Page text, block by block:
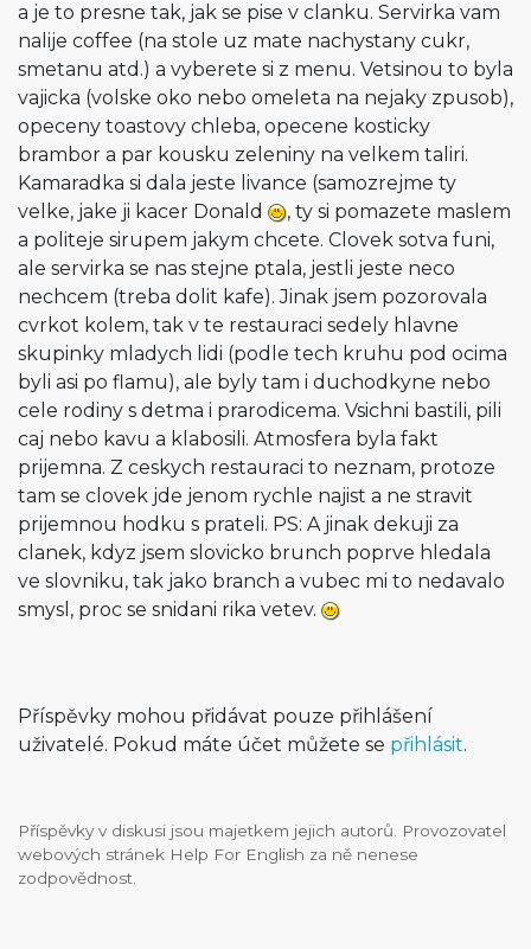
a je to presne tak, jak se pise v clanku. Servirka vam
nalije coffee (na stole uz mate nachystany cukr,
smetanu atd.) a vyberete si z menu. Vetsinou to byla
vajicka (volske oko nebo omeleta na nejaky zpusob),
opeceny toastovy chleba, opecene kosticky
brambor a par kousku zeleniny na velkem taliri.
Kamaradka si dala jeste livance (samozrejme ty
velke, jake ji kacer Donald
, ty si pomazete maslem
a politeje sirupem jakym chcete. Clovek sotva funi,
ale servirka se nas stejne ptala, jestli jeste neco
nechcem (treba dolit kafe). Jinak jsem pozorovala
cvrkot kolem, tak v te restauraci sedely hlavne
skupinky mladych lidi (podle tech kruhu pod ocima
byli asi po flamu), ale byly tam i duchodkyne nebo
cele rodiny s detma i prarodicema. Vsichni bastili, pili
caj nebo kavu a klabosili. Atmosfera byla fakt
prijemna. Z ceskych restauraci to neznam, protoze
tam se clovek jde jenom rychle najist a ne stravit
prijemnou hodku s prateli. PS: A jinak dekuji za
clanek, kdyz jsem slovicko brunch poprve hledala
ve slovniku, tak jako branch a vubec mi to nedavalo
smysl, proc se snidani rika vetev.
Příspěvky mohou přidávat pouze přihlášení
uživatelé. Pokud máte účet můžete se přihlásit.
Příspěvky v diskusi jsou majetkem jejich autorů. Provozovatel
webových stránek Help For English za ně nenese
zodpovědnost.